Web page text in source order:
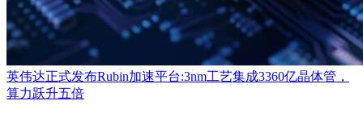
英伟达正式发布Rubin加速平台:3nm工艺集成3360亿晶体管，
算力跃升五倍